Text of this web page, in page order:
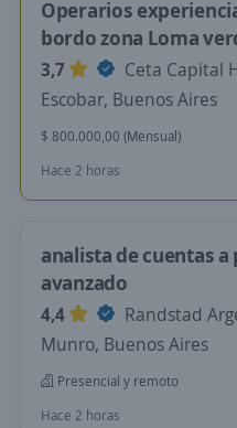
Operarios
bordo zona Loma
3,7
Ceta Capital
Escobar, Buenos Aires
$ 800.000,00 (Mensual)
Hace 2 horas
analista de cuentas a
avanzado
4,4
Randstad
Munro, Buenos Aires
Presencial y remoto
Hace 2 horas